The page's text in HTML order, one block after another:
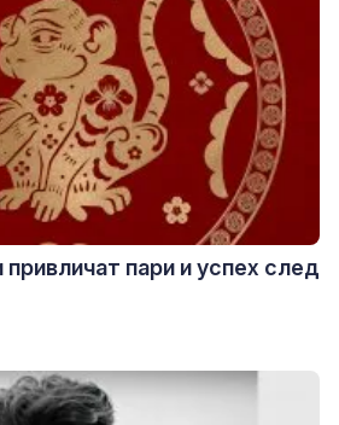
привличат пари и успех след